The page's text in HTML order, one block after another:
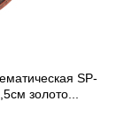
SP-
золото...